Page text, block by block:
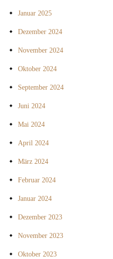
Januar 2025
Dezember 2024
November 2024
Oktober 2024
September 2024
Juni 2024
Mai 2024
April 2024
März 2024
Februar 2024
Januar 2024
Dezember 2023
November 2023
Oktober 2023